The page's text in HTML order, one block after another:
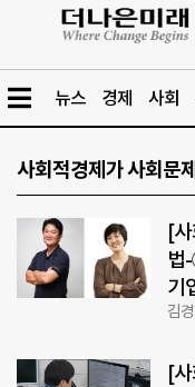
뉴스 경제 사회
사회적경제가 사회문
[
법
기
김
[